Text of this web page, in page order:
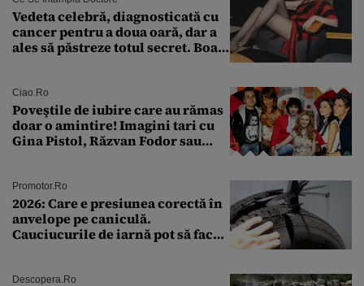
Vedeta celebră, diagnosticată cu
cancer pentru a doua oară, dar a
ales să păstreze totul secret. Boala
Ciao.ro
Poveştile de iubire care au rămas
doar o amintire! Imagini tari cu
Gina Pistol, Răzvan Fodor sau
Promotor.ro
2026: Care e presiunea corectă în
anvelope pe caniculă.
Cauciucurile de iarnă pot să facă
Descopera.ro